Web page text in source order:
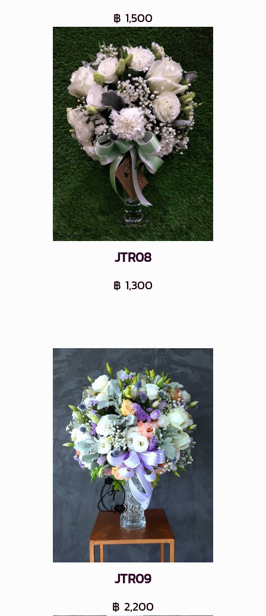
฿ 1,500
JTR08
฿ 1,300
JTR09
฿ 2,200